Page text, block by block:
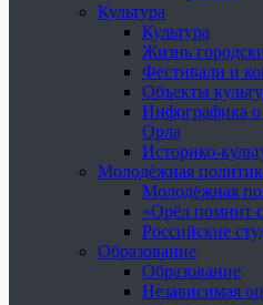
Культура
Культура
Жизнь
Фестивали и
Объекты
Инфографика о
Орла
Историко-
Молодёжная
Молодёжная
«Орёл помнит
Российские
Образование
Образование
Независимая